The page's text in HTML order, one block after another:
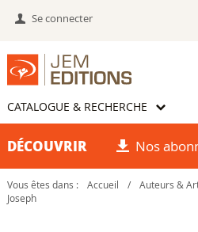
Se connecter
CATALOGUE & RECHERCHE
DÉCOUVRIR Nos
Vous êtes dans : Accueil / Auteurs &
Joseph